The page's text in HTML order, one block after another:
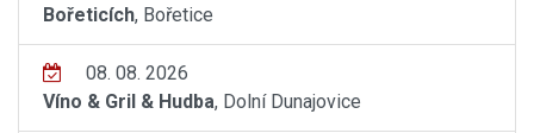
Bořeticích, Bořetice
08. 08. 2026
Víno & Gril & Hudba, Dolní Dunajovice